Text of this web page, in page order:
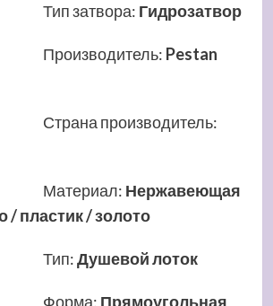
Тип затвора: Гидрозатвор
Производитель: Pestan
Страна производитель:
Материал: Нержавеющая
/ пластик / золото
Тип:Душевой лоток
Форма: Прямоугольная